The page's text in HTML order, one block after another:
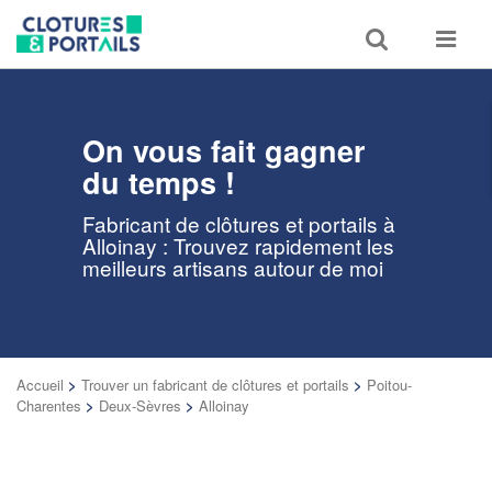
Toggle
search
Toggle
On vous fait gagner
du temps !
Fabricant de clôtures et portails à
Alloinay : Trouvez rapidement les
meilleurs artisans autour de moi
Accueil > Trouver un fabricant de clôtures et portails > Poitou-
Charentes > Deux-Sèvres > Alloinay